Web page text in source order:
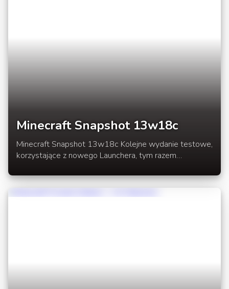
Minecraft Snapshot 13w18c
Minecraft Snapshot 13w18c Kolejne wydanie testowe,
korzystające z nowego Launchera, tym razem
kilku wcześniej dodanych przedmiotów oraz poprawki
wielu błędów. W rozwinięciu linki do testowego
Launchera oraz lista zmian.